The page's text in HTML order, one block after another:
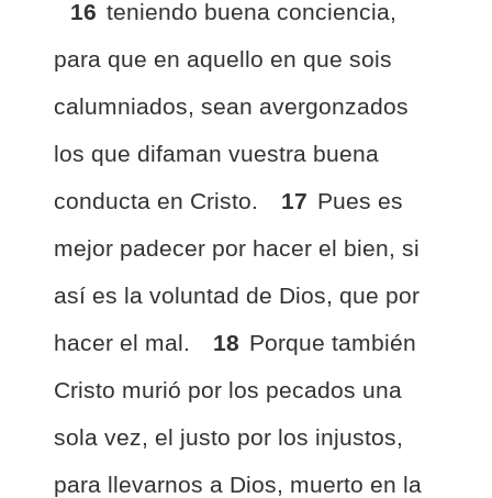
16 teniendo buena conciencia,
para que en aquello en que sois
calumniados, sean avergonzados
los que difaman vuestra buena
conducta en Cristo.
17 Pues es
mejor padecer por hacer el bien, si
así es la voluntad de Dios, que por
hacer el mal.
18 Porque también
Cristo murió por los pecados una
sola vez, el justo por los injustos,
para llevarnos a Dios, muerto en la